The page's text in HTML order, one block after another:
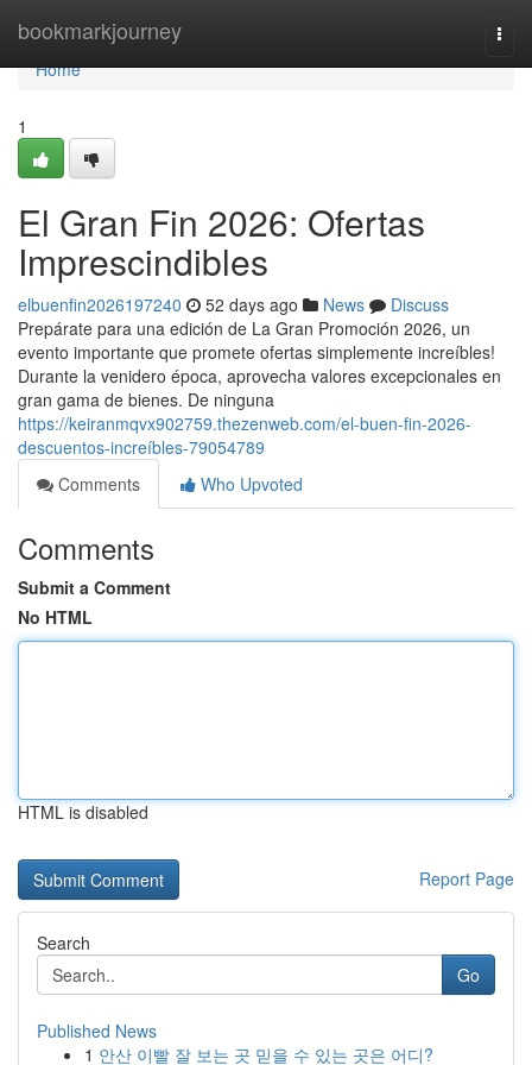
bookmarkjourney
Home
Home
1
El Gran Fin 2026: Ofertas
Imprescindibles
elbuenfin2026197240 52 days ago News
Discuss
Prepárate para una edición de La Gran Promoción 2026, un
evento importante que promete ofertas simplemente increíbles!
Durante la venidero época, aprovecha valores excepcionales en
gran gama de bienes. De ninguna
https://keiranmqvx902759.thezenweb.com/el-buen-fin-2026-
descuentos-increíbles-79054789
Comments
Who Upvoted
Comments
Submit a Comment
No HTML
HTML is disabled
Report Page
Search
Go
Published News
1 안산 이빨 잘 보는 곳 믿을 수 있는 곳은 어디?